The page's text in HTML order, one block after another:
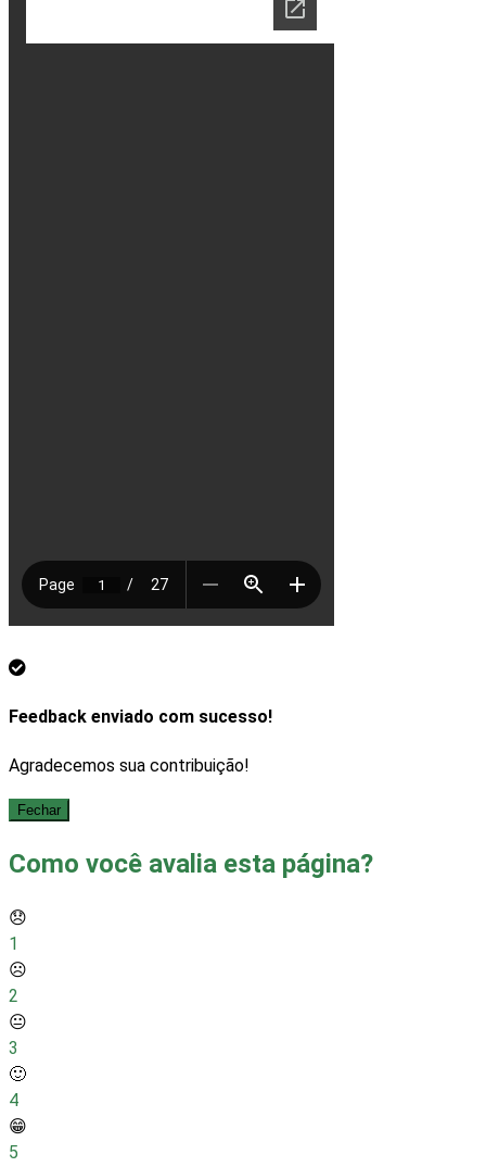
Feedback enviado com sucesso!
Agradecemos sua contribuição!
Fechar
Como você avalia esta página?
😞
1
☹️
2
😐
3
🙂
4
😁
5